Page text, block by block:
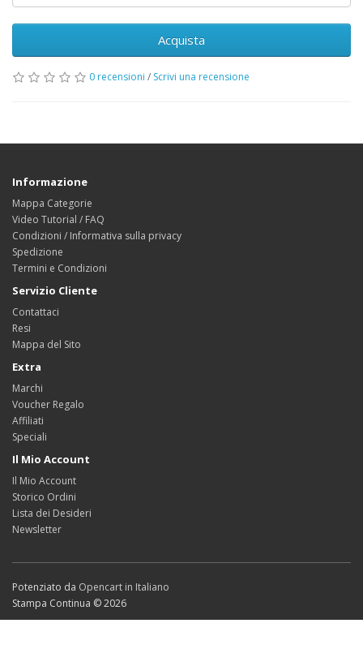
Acquista
0 recensioni / Scrivi una recensione
Informazione
Mappa Categorie
Video Tutorial / FAQ
Condizioni / Informativa sulla privacy
Spedizione
Termini e Condizioni
Servizio Cliente
Contattaci
Resi
Mappa del Sito
Extra
Marchi
Voucher Regalo
Affiliati
Speciali
Il Mio Account
Il Mio Account
Storico Ordini
Lista dei Desideri
Newsletter
Potenziato da Opencart in Italiano
Stampa Continua © 2026